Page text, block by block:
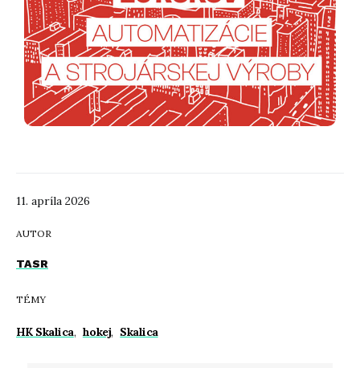
11. apríla 2026
AUTOR
TASR
TÉMY
HK Skalica, hokej, Skalica